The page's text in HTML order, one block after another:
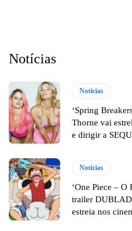
Notícias
Notícias
‘Spring
Thorne vai
e dirigir a
Notícias
‘One Piece – O
trailer
estreia nos